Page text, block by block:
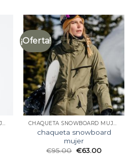
CHAQUETA SNOWBOARD MUJER
¡Oferta!
CHAQUETA SNOWBOARD MUJER
chaqueta snowboard
mujer
€95.00 €63.00